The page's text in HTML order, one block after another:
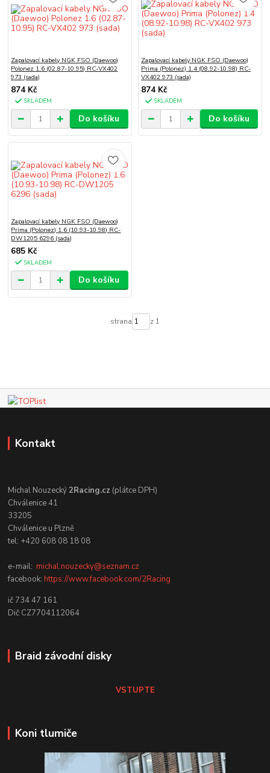
Zapalovací kabely NGK FSO (Daewoo)
Polonez 1.6 (02.87-10.95) RC-VX402
973 (sada)
874 Kč
SKLADEM
Do košíku
Zapalovací kabely NGK FSO (Daewoo)
Prima (Polonez) 1.4 (08.92-10.98) RC-
VX402 973 (sada)
874 Kč
SKLADEM
Do košíku
Zapalovací kabely NGK FSO (Daewoo)
Prima (Polonez) 1.6 (10.93-10.98) RC-
DW1205 6296 (sada)
685 Kč
SKLADEM
Do košíku
strana z 1
Kontakt
Michal Nouzecký2Racing.cz (plátce DPH)
Chválenice 41
33205
Chválenice u Plzně
tel: +420 608 08 18 08
e-mail:michal.nouzecky@seznam.cz
facebook:https://www.facebook.com/2Racing
ič 734 47 161
Dič CZ7704112064
Braid závodní disky
VSTUPTE
Koni tlumiče